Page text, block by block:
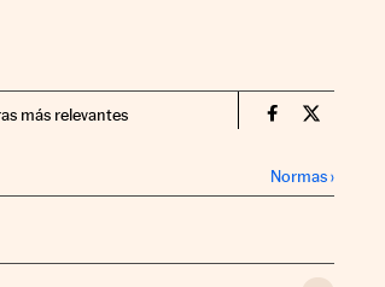
más relevantes Companias
Normas›